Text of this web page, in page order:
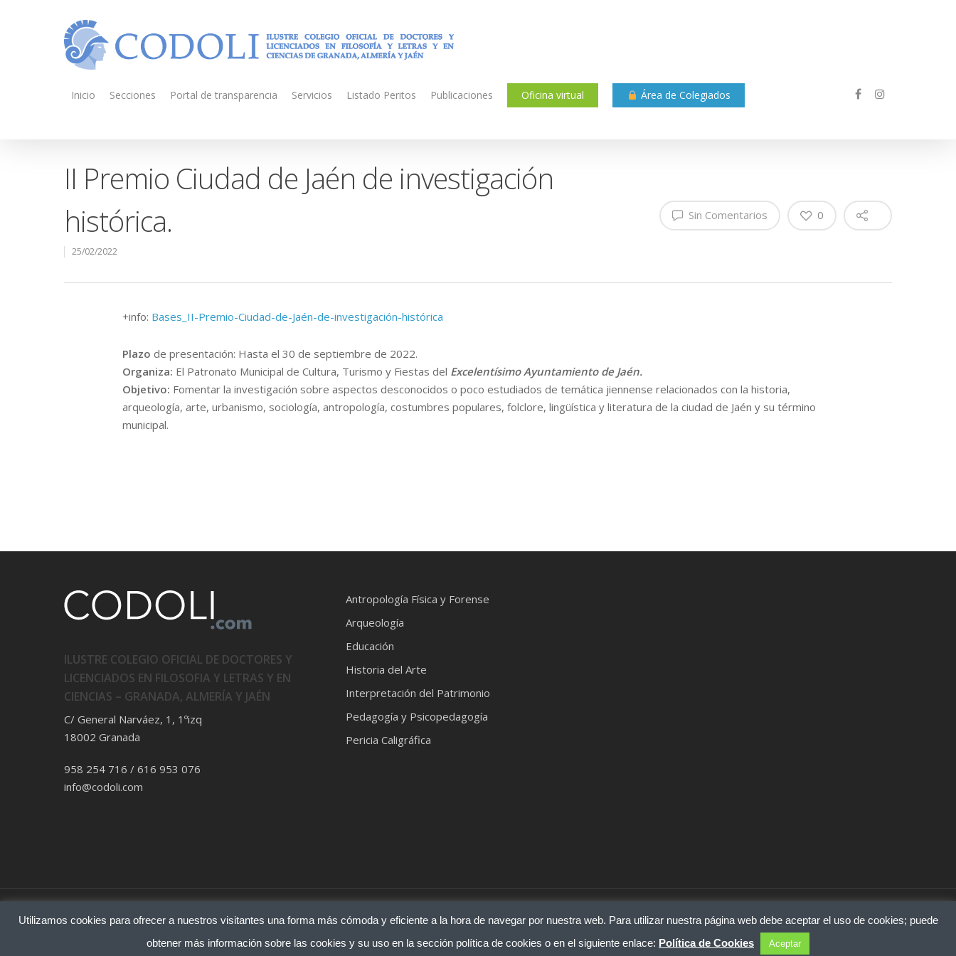
Inicio Secciones Portal de transparencia Servicios Listado Peritos Publicaciones Oficina virtual Área de Colegiados
II Premio Ciudad de Jaén de investigación
histórica.
25/02/2022
Sin Comentarios 0
+info: Bases_II-Premio-Ciudad-de-Jaén-de-investigación-histórica
Plazo de presentación: Hasta el 30 de septiembre de 2022.
Organiza: El Patronato Municipal de Cultura, Turismo y Fiestas del Excelentísimo Ayuntamiento de Jaén.
Objetivo: Fomentar la investigación sobre aspectos desconocidos o poco estudiados de temática jiennense relacionados con la historia,
arqueología, arte, urbanismo, sociología, antropología, costumbres populares, folclore, lingüística y literatura de la ciudad de Jaén y su término
municipal.
ILUSTRE COLEGIO OFICIAL DE DOCTORES Y
LICENCIADOS EN FILOSOFIA Y LETRAS Y EN
CIENCIAS – GRANADA, ALMERÍA Y JAÉN
C/ General Narváez, 1, 1ºizq
18002 Granada
958 254 716 / 616 953 076
info@codoli.com
Antropología Física y Forense
Arqueología
Educación
Historia del Arte
Interpretación del Patrimonio
Pedagogía y Psicopedagogía
Pericia Caligráfica
Condiciones de Uso
Utilizamos cookies para ofrecer a nuestros visitantes una forma más cómoda y eficiente a la hora de navegar por nuestra web. Para utilizar nuestra página web debe aceptar el uso de cookies; puede
obtener más información sobre las cookies y su uso en la sección política de cookies o en el siguiente enlace: Política de Cookies Aceptar